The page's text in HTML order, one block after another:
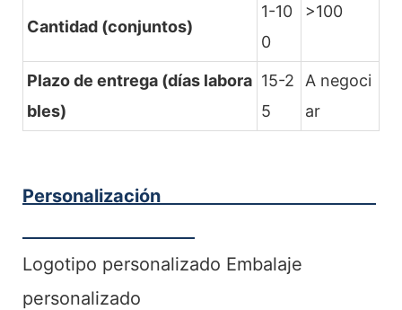
Cantidad (conjuntos)
1-10
0
>100
Plazo de entrega (días labora
bles)
15-2
5
A negoci
ar
Personalización
Logotipo personalizado Embalaje
personalizado